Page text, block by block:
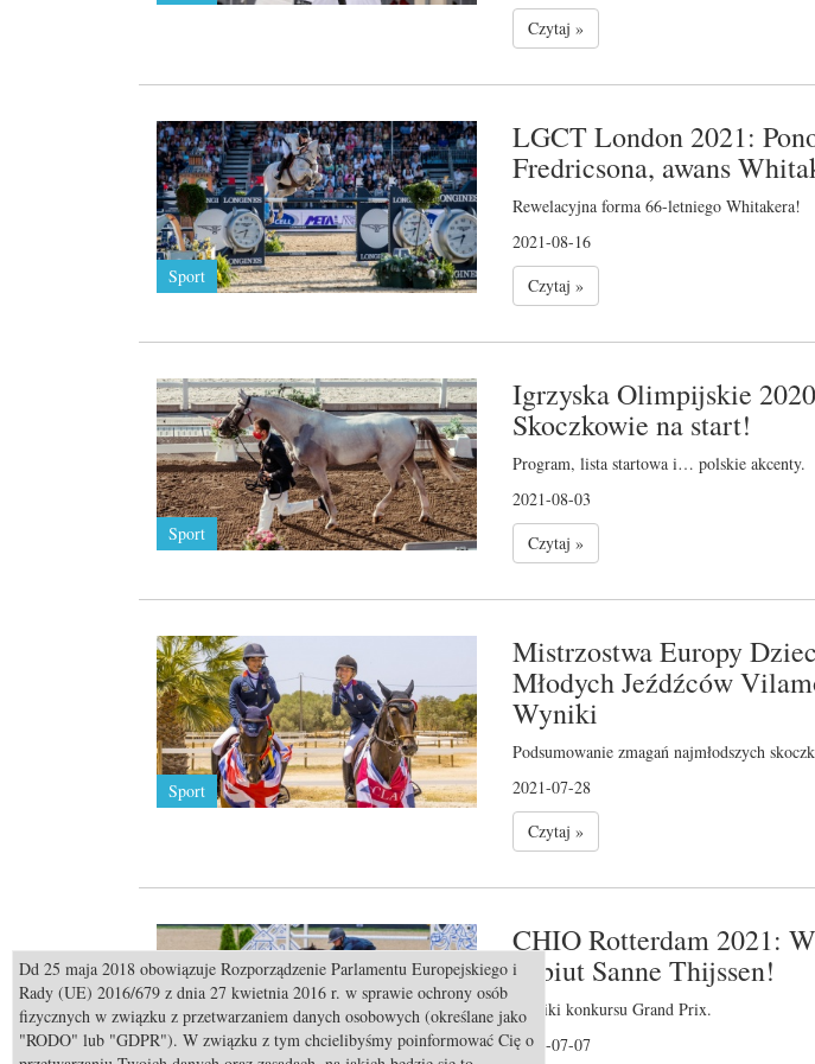
Czytaj »
Sport
LGCT London 2021:
Fredricsona, awans
Rewelacyjna forma 66-letniego Whitakera!
2021-08-16
Czytaj »
Sport
Igrzyska Olimpijskie
Skoczkowie na start!
Program, lista startowa i… polskie akcenty.
2021-08-03
Czytaj »
Sport
Mistrzostwa Europy
Młodych Jeźdźców
Wyniki
Podsumowanie zmagań najmłodszych
2021-07-28
Czytaj »
CHIO Rotterdam 2021:
debiut Sanne Thijssen!
Wyniki konkursu Grand Prix.
2021-07-07
Dd 25 maja 2018 obowiązuje Rozporządzenie Parlamentu Europejskiego i
Rady (UE) 2016/679 z dnia 27 kwietnia 2016 r. w sprawie ochrony osób
fizycznych w związku z przetwarzaniem danych osobowych (określane jako
"RODO" lub "GDPR"). W związku z tym chcielibyśmy poinformować Cię o